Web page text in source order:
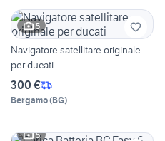
5
Navigatore satellitare originale
per ducati
300 €
Bergamo(BG)
5